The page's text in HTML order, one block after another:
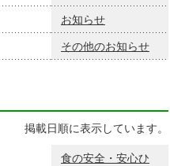
お知らせ
その他のお知らせ
掲載日順に表示しています。
食の安全・安心ひ